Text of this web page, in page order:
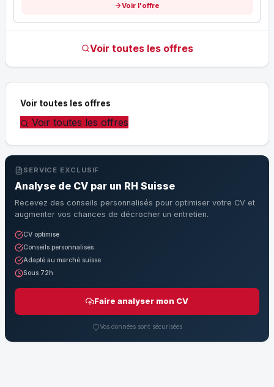
Voir l'offre
Voir toutes les offres
Voir toutes les offres
Voir toutes les offres
SERVICE EXCLUSIF
Analyse de CV par un RH Suisse
Recevez des conseils personnalisés pour optimiser votre CV et
augmenter vos chances de décrocher un entretien.
CV optimisé
Conseils personnalisés
Adapté au marché suisse
Sous 72h
Faire analyser mon CV
Vos données sont sécurisées